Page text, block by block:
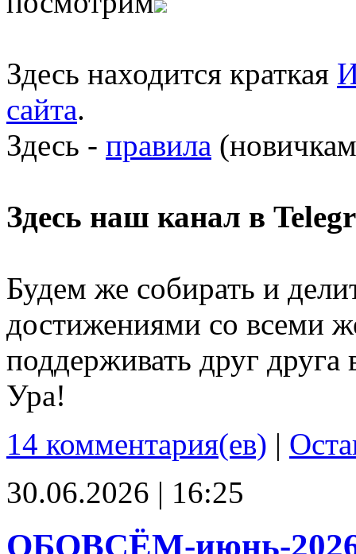
Здесь находится краткая
сайта.
Здесь - правила
Здесь наш канал в
Будем же собирать и
достижениями со всеми
поддерживать друг
Ура!
14 комментария(ев) |
30.06.2026 | 16:25
ОБОВСЁМ-июнь-